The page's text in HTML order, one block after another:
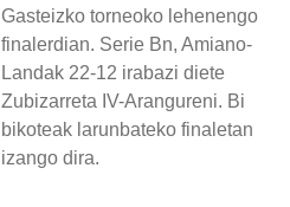
Gasteizko torneoko lehenengo
finalerdian. Serie Bn, Amiano-
Landak 22-12 irabazi diete
Zubizarreta IV-Arangureni. Bi
bikoteak larunbateko finaletan
izango dira.